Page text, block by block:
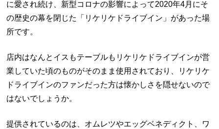
に愛され続け、新型コロナの影響によって2020年4月にそ
の歴史の幕を閉じた「リケリケドライブイン」があった場
所です。
店内はなんとイスもテーブルもリケリケドライブインが営
業していた頃のものがそのまま使用されており、リケリケ
ドライブインのファンだった方は懐かしさを隠せないので
はないでしょうか。
提供されているのは、オムレツやエッグベネディクト、ワ